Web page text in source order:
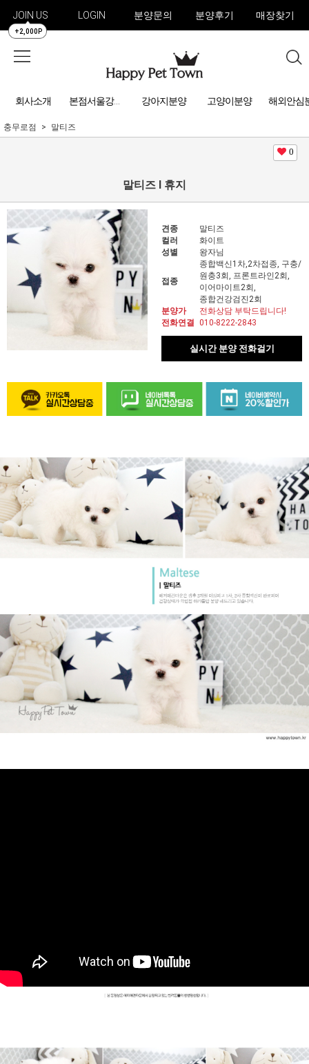
JOIN US
+2,000P
LOGIN 분양문의 분양후기 매장찾기
회사소개 본점서울강아지분양 강아지분양 고양이분양 해외안심
충무로점 말티즈
0
말티즈 l 휴지
견종
말티즈
컬러
화이트
성별
왕자님
접종
종합백신1차,2차접종, 구충/
원충3회, 프론트라인2회,
이어마이트2회,
종합건강검진2회
분양가
전화상담 부탁드립니다!
전화연결 010-8222-2843
실시간 분양 전화걸기